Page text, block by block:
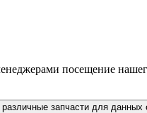
посещение
запчасти для данных